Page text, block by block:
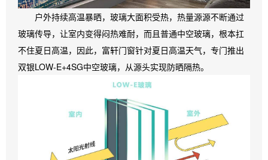
户外持续高温暴晒，玻璃大面积受热，热量源源不断通过
玻璃传导，让室内变得闷热难耐，而且普通中空玻璃，根本扛
不住夏日高温，因此，富轩门窗针对夏日高温天气，专门推出
双银LOW-E+4SG中空玻璃，从源头实现防晒隔热。